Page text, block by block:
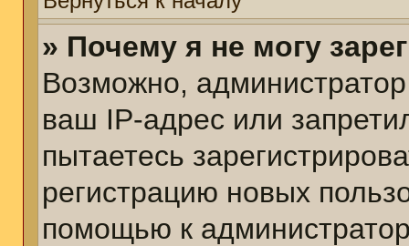
» Почему я не могу
Возможно,
ваш IP-адрес или
пытаетесь
регистрацию новых
помощью к